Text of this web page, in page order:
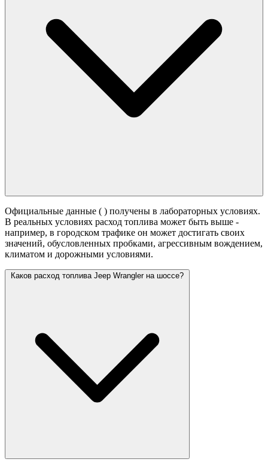
Официальные данные ( ) получены в лабораторных условиях.
В реальных условиях расход топлива может быть выше -
например, в городском трафике он может достигать своих
значений, обусловленных пробками, агрессивным вождением,
климатом и дорожными условиями.
Каков расход топлива Jeep Wrangler на шоссе?